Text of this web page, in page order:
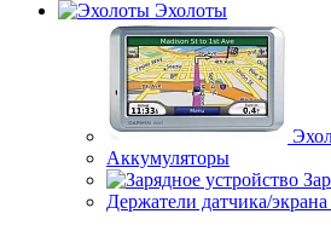
Эхолоты
Аккумуляторы
Держатели датчика/экрана